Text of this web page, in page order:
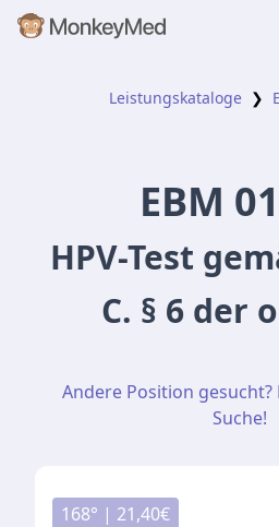
Leistungskataloge ❯
EBM
HPV-Test
C. § 6 der
Andere Position gesucht?
Suche!
168° | 21,40€